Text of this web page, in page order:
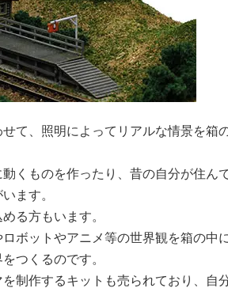
て、照明によってリアルな情景を箱
くものを作ったり、昔の自分が住ん
ます。
る方もいます。
ボットやアニメ等の世界観を箱の中
つくるのです。
制作するキットも売られており、自